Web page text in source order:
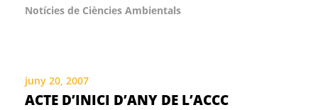
Notícies de Ciències Ambientals
juny 20, 2007
ACTE D’INICI D’ANY DE L’ACCC